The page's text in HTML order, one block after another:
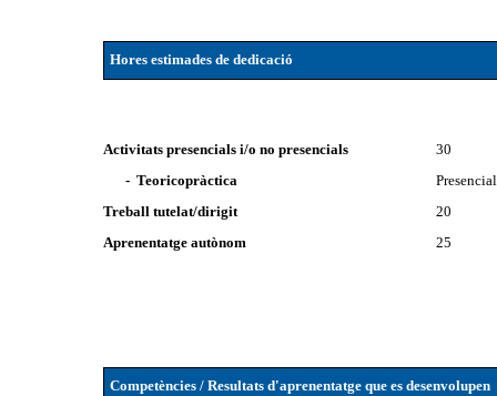
Hores estimades de dedicació
Activitats presencials i/o no presencials
30
- Teoricopràctica
Presencial
Treball tutelat/dirigit
20
Aprenentatge autònom
25
Competències / Resultats d'aprenentatge que es desenvolupen